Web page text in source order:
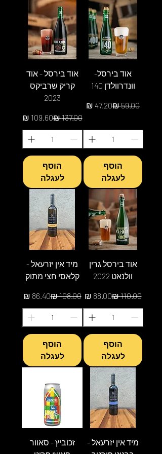
אוד בירסל-
וונדרוולדן 140
מחיר רגיל
מחיר מבצע
הוסף
לעגלה
אוד בירסל - אוד
קריק שרביקס
2023
מחיר רגיל
‏137.00 ‏₪ מחיר מבצע‏109.60 ‏₪
הוסף
לעגלה
אוד בירסל גרין
וולנאט 2022
מחיר רגיל
‏110.00 ‏₪ מחיר מבצע
‏88.00 ‏₪
הוסף
לעגלה
מיד אין יזרעאל -
קלאסי חצי מתוק
מחיר רגיל
‏108.00 ‏₪ מחיר מבצע
‏86.40 ‏₪
הוסף
לעגלה
מיד אין יזרעאל -
זכוביץ - סאוור